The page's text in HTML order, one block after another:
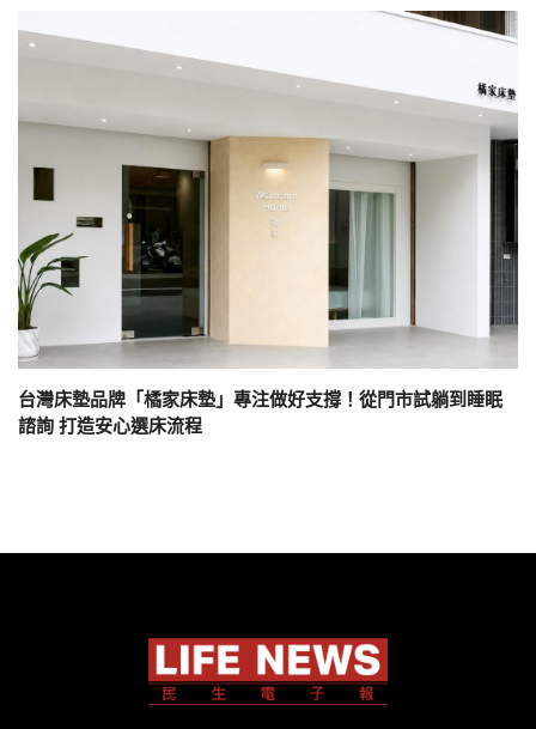
台灣床墊品牌「橘家床墊」專注做好支撐！從門市試躺到睡眠
諮詢 打造安心選床流程